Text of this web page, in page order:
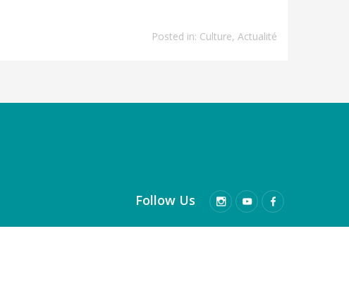
Posted in: Culture, Actualité
Follow Us